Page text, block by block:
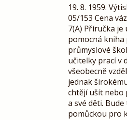
19. 8. 1959.
05/153 Cena
7(A) Příručka je
pomocná kniha
průmyslové
učitelky prací v
všeobecně
jednak
chtějí ušít nebo
a své děti.
pomůckou pro